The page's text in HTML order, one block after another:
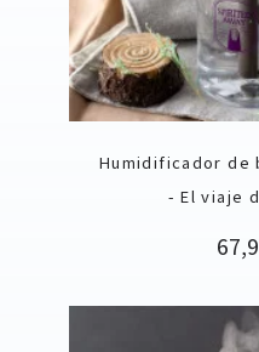
Humidificador de
- El viaje